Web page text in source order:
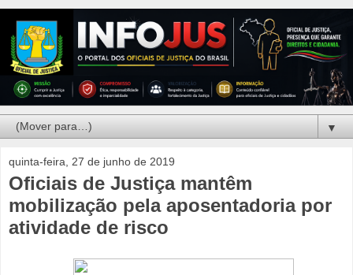
▼
quinta-feira, 27 de junho de 2019
Oficiais de Justiça mantêm
mobilização pela aposentadoria por
atividade de risco